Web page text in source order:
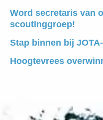
Word secretaris van
scoutinggroep!
Stap binnen bij
Hoogtevrees